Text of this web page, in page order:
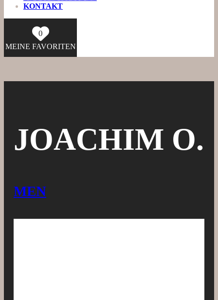
KONTAKT
0
MEINE FAVORITEN
JOACHIM O.
MEN